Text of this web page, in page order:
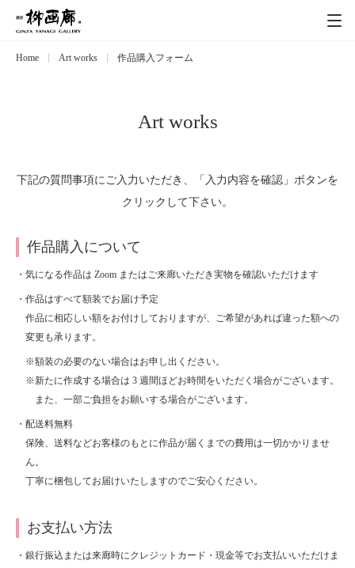
Exhibitions
Schedule スケジュール
About
Contact
Purchase assessment
Home Art works 作品購入フォーム
Art works
下記の質問事項にご入力いただき、「入力内容を確認」ボタンを
クリックして下さい。
作品購入について
・気になる作品は Zoom またはご来廊いただき実物を確認いただけます
・作品はすべて額装でお届け予定
作品に相応しい額をお付けしておりますが、ご希望があれば違った額への
変更も承ります。
※額装の必要のない場合はお申し出ください。
※新たに作成する場合は 3 週間ほどお時間をいただく場合がございます。
また、一部ご負担をお願いする場合がございます。
・配送料無料
保険、送料などお客様のもとに作品が届くまでの費用は一切かかりませ
ん。
丁寧に梱包してお届けいたしますのでご安心ください。
お支払い方法
・銀行振込または来廊時にクレジットカード・現金等でお支払いいただけま